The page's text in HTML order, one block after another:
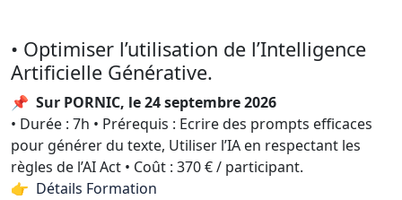
• Optimiser l’utilisation de l’Intelligence
Artificielle Générative.
📌 Sur PORNIC, le 24 septembre 2026
• Durée : 7h • Prérequis : Ecrire des prompts efficaces
pour générer du texte, Utiliser l’IA en respectant les
règles de l’AI Act • Coût : 370 € / participant.
👉 Détails Formation